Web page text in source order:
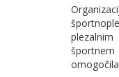
športnem